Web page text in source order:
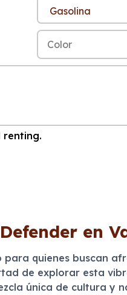
renting.
en
quienes buscan
de explorar esta
única de cultura y